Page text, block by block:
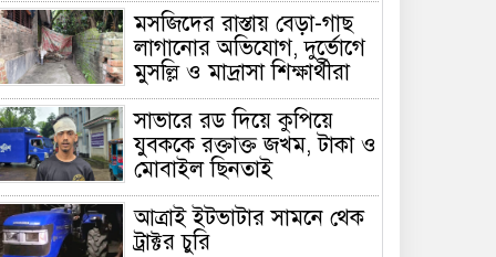
মসজিদের রাস্তায় বেড়া-গাছ
লাগানোর অভিযোগ, দুর্ভোগে
মুসল্লি ও মাদ্রাসা শিক্ষার্থীরা
সাভারে রড দিয়ে কুপিয়ে
যুবককে রক্তাক্ত জখম, টাকা ও
মোবাইল ছিনতাই
আত্রাই ইটভাটার সামনে থেক
ট্রাক্টর চুরি